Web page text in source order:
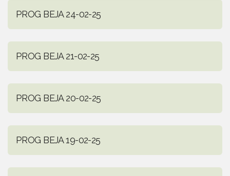
PROG BEJA 24-02-25
PROG BEJA 21-02-25
PROG BEJA 20-02-25
PROG BEJA 19-02-25